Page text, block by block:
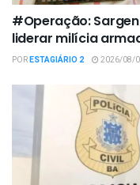
#Operação:
liderar milícia
PORESTAGIÁRIO 2 2026/08/